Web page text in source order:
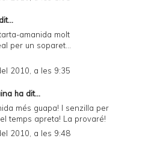
amanida molt
per un soparet...
2010, a les 9:35
ha dit...
més guapa! I senzilla per
temps apreta! La provaré!
2010, a les 9:48